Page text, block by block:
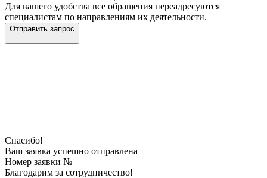
Для вашего удобства все обращения переадресуются
специалистам по направлениям их деятельности.
Отправить запрос
Спасибо!
Ваш заявка успешно отправлена
Номер заявки №
Благодарим за сотрудничество!